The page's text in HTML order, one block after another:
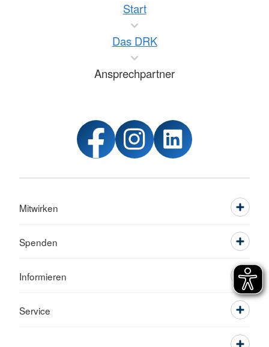
Start
Das DRK
Ansprechpartner
Mitwirken
Spenden
Informieren
Service